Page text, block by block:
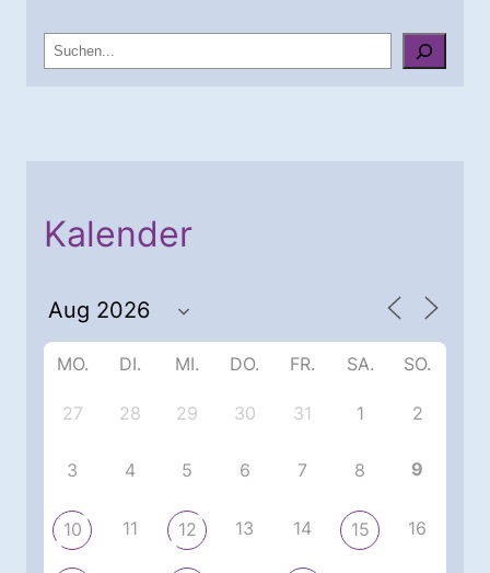
u
Kalender
MO. DI. MI. DO. FR. SA. SO.
27 28 29 30 31 1 2
3 4 5 6 7 8 9
10 11 12 13 14 15 16